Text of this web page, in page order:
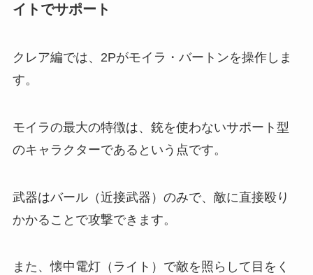
イトでサポート
クレア編では、2Pがモイラ・バートンを操作しま
す。
モイラの最大の特徴は、銃を使わないサポート型
のキャラクターであるという点です。
武器はバール（近接武器）のみで、敵に直接殴り
かかることで攻撃できます。
また、懐中電灯（ライト）で敵を照らして目をく